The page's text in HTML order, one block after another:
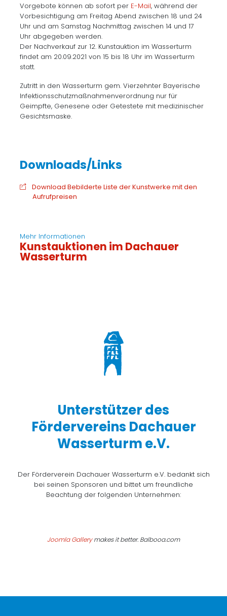
Vorgebote können ab sofort per E-Mail, während der
Vorbesichtigung am Freitag Abend zwischen 18 und 24
Uhr und am Samstag Nachmittag zwischen 14 und 17
Uhr abgegeben werden.
Der Nachverkauf zur 12. Kunstauktion im Wasserturm
findet am 20.09.2021 von 15 bis 18 Uhr im Wasserturm
statt.
Zutritt in den Wasserturm gem. Vierzehnter Bayerische
Infektionsschutzmaßnahmenverordnung nur für
Geimpfte, Genesene oder Getestete mit medizinischer
Gesichtsmaske.
Download Bebilderte Liste der Kunstwerke mit den
Aufrufpreisen
Mehr Informationen
Kunstauktionen im Dachauer
Wasserturm
Unterstützer des
Fördervereins Dachauer
Wasserturm e.V.
Der Förderverein Dachauer Wasserturm e.V. bedankt sich
bei seinen Sponsoren und bittet um freundliche
Beachtung der folgenden Unternehmen:
Joomla Gallerymakes it better. Balbooa.com